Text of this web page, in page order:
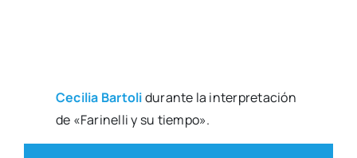
Ceci­lia Bar­to­liduran­te la inter­pre­ta­ción
de «Fari­ne­lli y su tiem­po».